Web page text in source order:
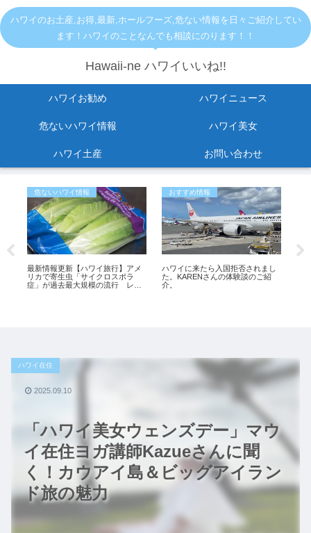
ハワイのお土産,お得,最新,ホールフーズ,危ない情報を日々ご紹介してい
ます！ハワイのことなんでも相談にのります！！
Hawaii-ne ハワイいいね!!
ハワイお勧め ハワイニュース
危ないハワイ情報 ハワイ美女
ハワイ土産 お問い合わせ
危ないハワイ情報
最新情報更新【ハワイ旅行】アメ
リカで寄生虫「サイクロスポラ
症」が過去最大規模の流行 レタ
おすすめ情報
ハワイに来たら入国拒否されまし
た。KARENさんの体験談のご紹
介。
「ハワイ美女ウェンズデー」マウ
イ在住ヨガ講師Kazueさんに聞
く！カウアイ島＆ビッグアイラン
ド旅の魅力
ハワイ在住
2025.09.10